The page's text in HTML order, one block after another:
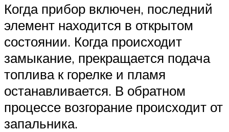
Когда прибор включен, последний
элемент находится в открытом
состоянии. Когда происходит
замыкание, прекращается подача
топлива к горелке и пламя
останавливается. В обратном
процессе возгорание происходит от
запальника.